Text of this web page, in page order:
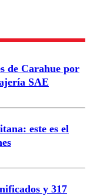
un
comentario
de Carahue por
SAE
este es el
y 317